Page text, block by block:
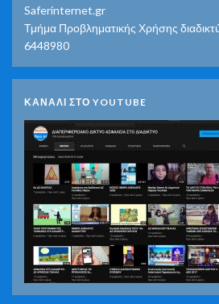
Saferinternet.gr
Τμήμα Προβληματικής Χρήσης
6448980
ΚΑΝΑΛΙ ΣΤΟ YOUTUBE